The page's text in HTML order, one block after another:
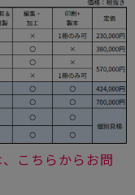
こちらからお問